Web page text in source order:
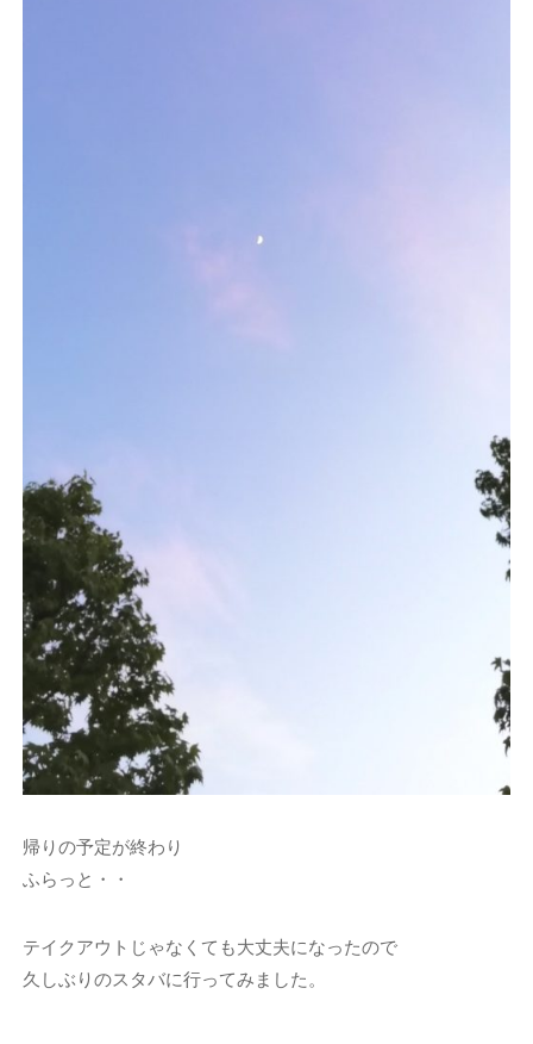
帰りの予定が終わり
ふらっと・・
テイクアウトじゃなくても大丈夫になったので
久しぶりのスタバに行ってみました。